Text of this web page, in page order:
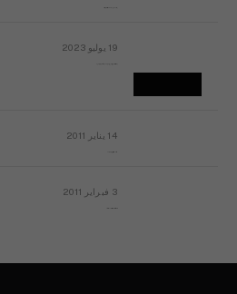
19 يوليو 2023
14 يناير 2011
3 فبراير 2011